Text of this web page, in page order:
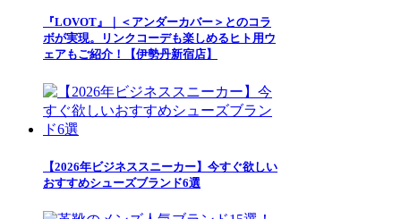
『LOVOT』｜＜アンダーカバー＞とのコラ
ボが実現。リンクコーデも楽しめるヒト用ウ
ェアもご紹介！【伊勢丹新宿店】
【2026年ビジネススニーカー】今すぐ欲しい
おすすめシューズブランド6選